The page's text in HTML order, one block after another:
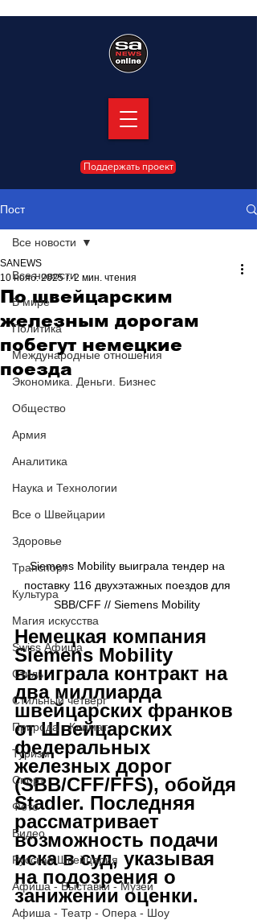
Поддержать проект
Пост
Все новости
В мире
Политика
Международные отношения
Экономика. Деньги. Бизнес
Общество
Армия
Аналитика
Наука и Технологии
Все о Швейцарии
Здоровье
Транспорт
Культура
Магия искусства
Swiss Афиша
Стиль
Стильный четверг
Природа - Климат
Туризм
Спорт
Фото
Видео
Русская Швейцария
Афиша - Выставки - Музеи
Афиша - Театр - Опера - Шоу
Все новости
По швейцарским
железным дорогам
побегут немецкие
поезда
SANEWS
10 нояб. 2025 г. 2 мин. чтения
Siemens Mobility выиграла тендер на
поставку 116 двухэтажных поездов для
SBB/CFF // Siemens Mobility
Немецкая компания
Siemens Mobility
выиграла контракт на
два миллиарда
швейцарских франков
от Швейцарских
федеральных
железных дорог
(SBB/CFF/FFS), обойдя
Stadler. Последняя
рассматривает
возможность подачи
иска в суд, указывая
на подозрения о
занижении оценки.